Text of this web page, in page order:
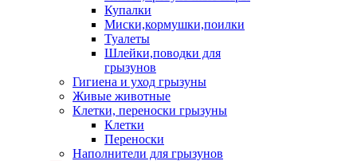
Купалки
Миски,кормушки,поилки
Туалеты
Шлейки,поводки для
грызунов
Гигиена и уход грызуны
Живые животные
Клетки, переноски грызуны
Клетки
Переноски
Наполнители для грызунов